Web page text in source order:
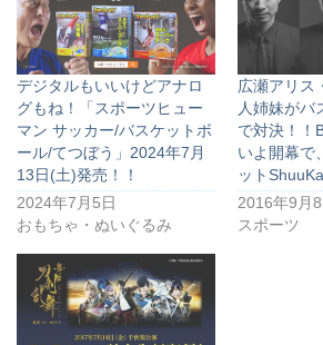
デジタルもいいけどアナロ
グもね！「スポーツヒュー
マン サッカー/バスケットボ
ール/てつぼう」2024年7月
13日(土)発売！！
2024年7月5日
おもちゃ・ぬいぐるみ
広瀬アリス
人姉妹がバ
で対決！！
いよ開幕で
ット
2016年9月8
スポーツ